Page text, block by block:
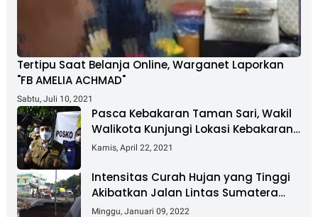
Tertipu Saat Belanja Online, Warganet Laporkan
"FB AMELIA ACHMAD"
Sabtu, Juli 10, 2021
Pasca Kebakaran Taman Sari, Wakil
Walikota Kunjungi Lokasi Kebakaran
Dan Salurkan Bantuan
Kamis, April 22, 2021
Intensitas Curah Hujan yang Tinggi
Akibatkan Jalan Lintas Sumatera
Nyaris Putus
Minggu, Januari 09, 2022